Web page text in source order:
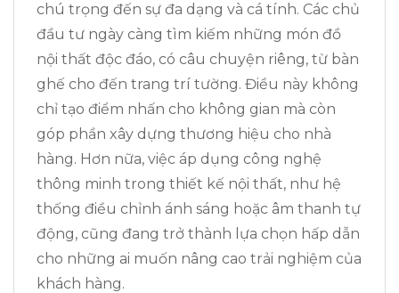
chú trọng đến sự đa dạng và cá tính. Các chủ
đầu tư ngày càng tìm kiếm những món đồ
nội thất độc đáo, có câu chuyện riêng, từ bàn
ghế cho đến trang trí tường. Điều này không
chỉ tạo điểm nhấn cho không gian mà còn
góp phần xây dựng thương hiệu cho nhà
hàng. Hơn nữa, việc áp dụng công nghệ
thông minh trong thiết kế nội thất, như hệ
thống điều chỉnh ánh sáng hoặc âm thanh tự
động, cũng đang trở thành lựa chọn hấp dẫn
cho những ai muốn nâng cao trải nghiệm của
khách hàng.